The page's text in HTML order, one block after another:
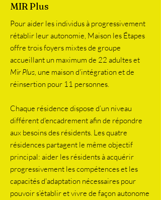
MIR Plus
Pour aider les individus à progressivement
rétablir leur autonomie, Maison les Étapes
offre trois foyers mixtes de groupe
accueillant un maximum de 22 adultes et
Mir Plus, une maison d'intégration et de
réinsertion pour 11 personnes.
Chaque résidence dispose d’un niveau
différent d'encadrement afin de répondre
aux besoins des résidents. Les quatre
résidences partagent le même objectif
principal: aider les résidents à acquérir
progressivement les compétences et les
capacités d'adaptation nécessaires pour
pouvoir s’établir et vivre de façon autonome